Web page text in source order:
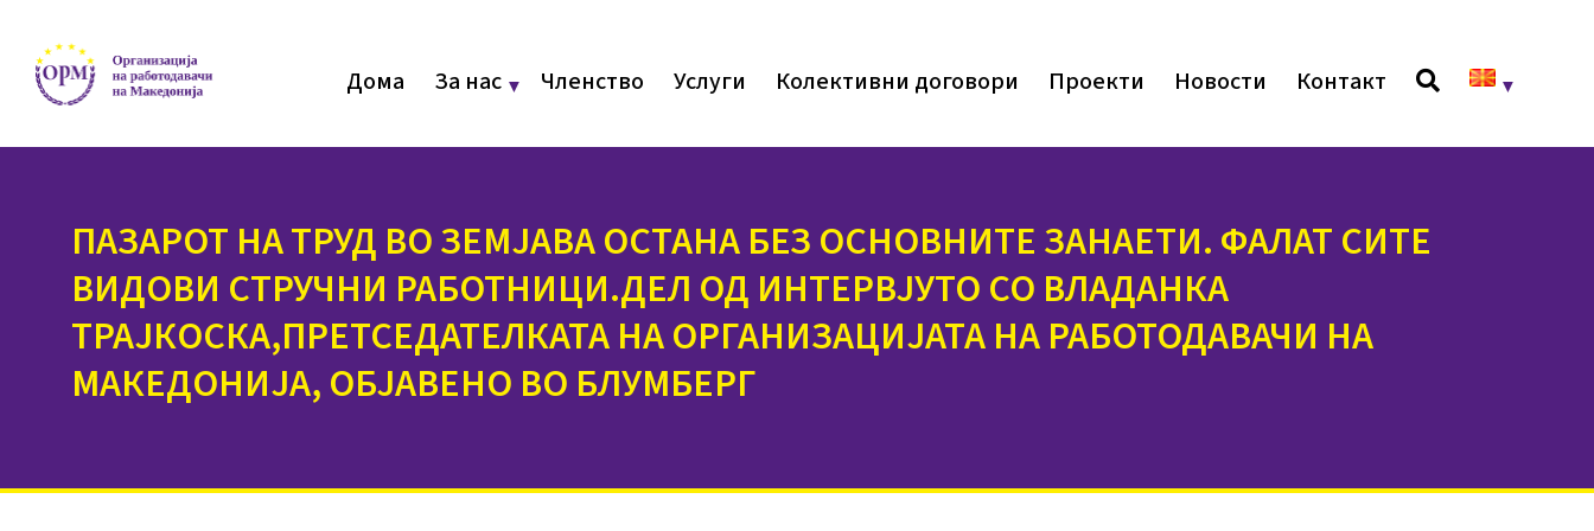
Дома За нас Членство Услуги Колективни договори Проекти Новости Контакт
ПАЗАРОТ НА ТРУД ВО ЗЕМЈАВА ОСТАНА БЕЗ ОСНОВНИТЕ ЗАНАЕТИ. ФАЛАТ СИТЕ
ВИДОВИ СТРУЧНИ РАБОТНИЦИ.ДЕЛ ОД ИНТЕРВЈУТО СО ВЛАДАНКА
ТРАЈКОСКА,ПРЕТСЕДАТЕЛКАТА НА ОРГАНИЗАЦИЈАТА НА РАБОТОДАВАЧИ НА
МАКЕДОНИЈА, ОБЈАВЕНО ВО БЛУМБЕРГ